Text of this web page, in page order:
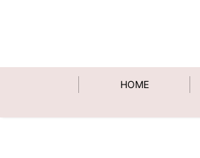
HOME